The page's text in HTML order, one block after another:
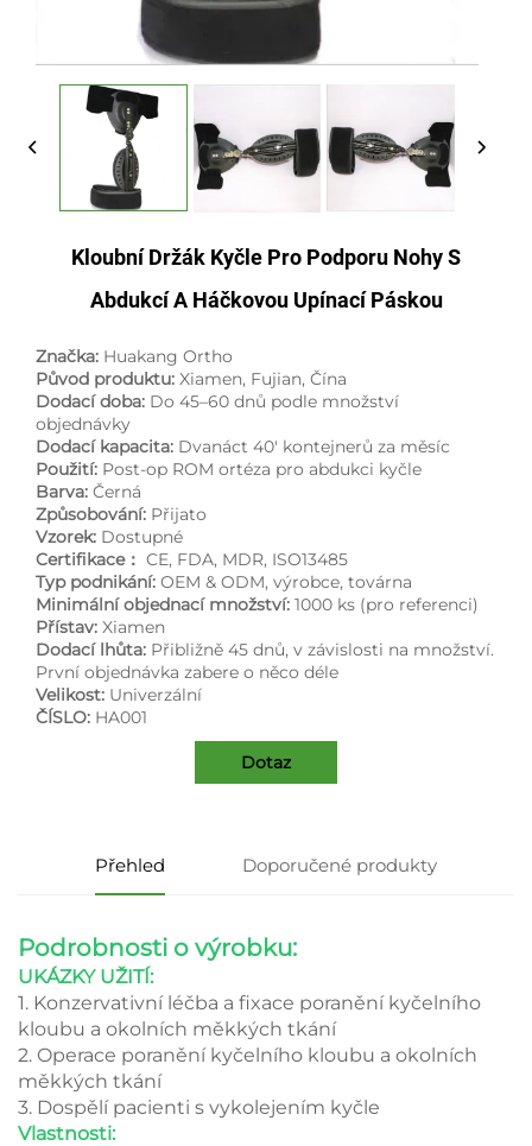
Kloubní Držák Kyčle Pro Podporu Nohy S
Abdukcí A Háčkovou Upínací Páskou
Značka: Huakang Ortho
Původ produktu: Xiamen, Fujian, Čína
Dodací doba: Do 45–60 dnů podle množství
objednávky
Dodací kapacita: Dvanáct 40' kontejnerů za měsíc
Použití: Post-op ROM ortéza pro abdukci kyčle
Barva: Černá
Způsobování: Přijato
Vzorek: Dostupné
Certifikace： CE, FDA, MDR, ISO13485
Typ podnikání: OEM & ODM, výrobce, továrna
Minimální objednací množství: 1000 ks (pro referenci)
Přístav: Xiamen
Dodací lhůta: Přibližně 45 dnů, v závislosti na množství.
První objednávka zabere o něco déle
Velikost: Univerzální
ČÍSLO: HA001
Dotaz
Přehled Doporučené produkty
Podrobnosti o výrobku:
UKÁZKY UŽITÍ:
1. Konzervativní léčba a fixace poranění kyčelního
kloubu a okolních měkkých tkání
2. Operace poranění kyčelního kloubu a okolních
měkkých tkání
3. Dospělí pacienti s vykolejením kyčle
Vlastnosti: